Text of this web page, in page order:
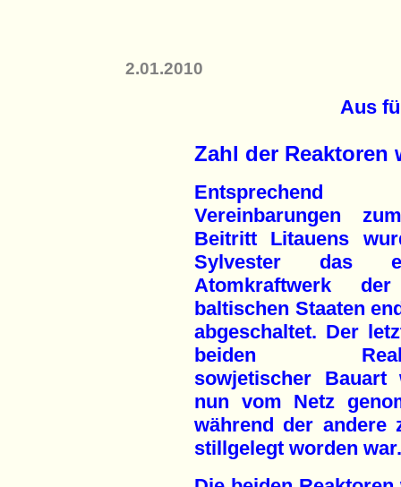
2.01.2010
Aus
Zahl der Reaktoren
Entsprechend
Vereinbarungen
Beitritt Litauens
Sylvester das
Atomkraftwerk
baltischen Staaten
abgeschaltet. Der
beiden
sowjetischer Bauart
nun vom Netz
während der andere
stillgelegt worden war.